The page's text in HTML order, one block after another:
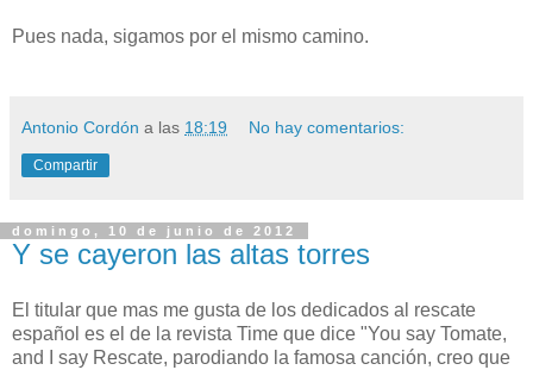
Pues nada, sigamos por el mismo camino.
Antonio Cordón a las 18:19 No hay comentarios:
Compartir
domingo, 10 de junio de 2012
Y se cayeron las altas torres
El titular que mas me gusta de los dedicados al rescate
español es el de la revista Time que dice "You say Tomate,
and I say Rescate, parodiando la famosa canción, creo que